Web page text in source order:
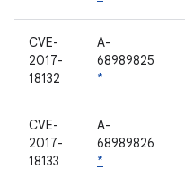
CVE-
2017-
18132
A-
68989825
*
CVE-
2017-
18133
A-
68989826
*